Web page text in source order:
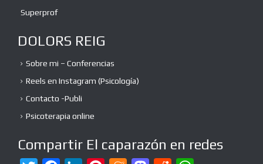
Superprof
DOLORS REIG
Sobre mi – Conferencias
Reels en Instagram (Psicología)
Contacto -Publi
Psicoterapia online
Compartir El caparazón en redes